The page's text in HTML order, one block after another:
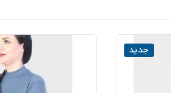
جدید